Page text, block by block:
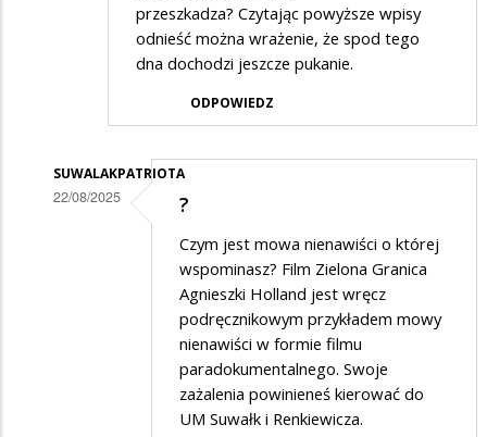
przeszkadza? Czytając powyższe wpisy
odnieść można wrażenie, że spod tego
dna dochodzi jeszcze pukanie.
ODPOWIEDZ
SUWALAKPATRIOTA
22/08/2025 ?
Czym jest mowa nienawiści o której
wspominasz? Film Zielona Granica
Agnieszki Holland jest wręcz
podręcznikowym przykładem mowy
nienawiści w formie filmu
paradokumentalnego. Swoje
zażalenia powinieneś kierować do
UM Suwałk i Renkiewicza.